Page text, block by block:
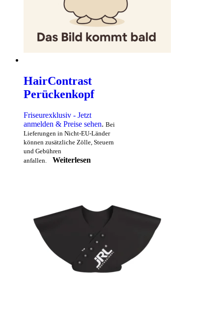
HairContrast
Perückenkopf
Friseurexklusiv - Jetzt
anmelden & Preise sehen. Bei
Lieferungen in Nicht-EU-Länder
können zusätzliche Zölle, Steuern
und Gebühren
anfallen.
Weiterlesen